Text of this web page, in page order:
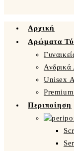
Αρχική
Αρώματα
Unisex
Περιποίηση